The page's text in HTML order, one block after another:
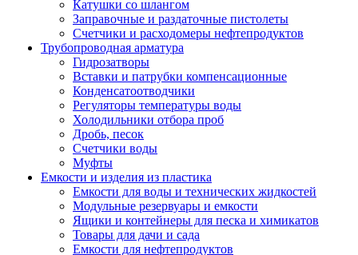
Катушки со шлангом
Заправочные и раздаточные пистолеты
Счетчики и расходомеры нефтепродуктов
Трубопроводная арматура
Гидрозатворы
Вставки и патрубки компенсационные
Конденсатоотводчики
Регуляторы температуры воды
Холодильники отбора проб
Дробь, песок
Счетчики воды
Муфты
Емкости и изделия из пластика
Емкости для воды и технических жидкостей
Модульные резервуары и емкости
Ящики и контейнеры для песка и химикатов
Товары для дачи и сада
Емкости для нефтепродуктов